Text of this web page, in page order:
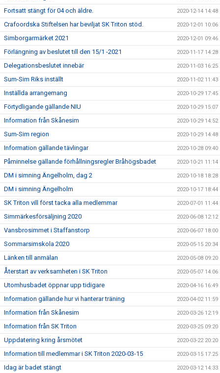
Fortsatt stängt för 04 och äldre. 2020-12-14 14:48
Crafoordska Stiftelsen har beviljat SK Triton stöd. 2020-12-01 10:06
Simborgarmärket 2021 2020-12-01 09:46
Förlängning av beslutet till den 15/1 -2021 2020-11-17 14:28
Delegationsbeslutet innebär 2020-11-03 16:25
Sum-Sim Riks inställt 2020-11-02 11:43
Inställda arrangemang 2020-10-29 17:45
Förtydligande gällande NIU 2020-10-29 15:07
Information från Skånesim 2020-10-29 14:52
Sum-Sim region 2020-10-29 14:48
Information gällande tävlingar 2020-10-28 09:40
Påminnelse gällande förhållningsregler Bråhögsbadet 2020-10-21 11:14
DM i simning Ängelholm, dag 2 2020-10-18 18:28
DM i simning Ängelholm 2020-10-17 18:44
SK Triton vill först tacka alla medlemmar 2020-07-01 11:44
Simmärkesförsäljning 2020 2020-06-08 12:12
Vansbrosimmet i Staffanstorp 2020-06-07 18:00
Sommarsimskola 2020 2020-05-15 20:34
Länken till anmälan 2020-05-08 09:20
Återstart av verksamheten i SK Triton 2020-05-07 14:06
Utomhusbadet öppnar upp tidigare 2020-04-16 16:49
Information gällande hur vi hanterar träning 2020-04-02 11:59
Information från Skånesim 2020-03-26 12:19
Information från SK Triton 2020-03-25 09:20
Uppdatering kring årsmötet 2020-03-22 20:20
Information till medlemmar i SK Triton 2020-03-15 2020-03-15 17:25
Idag är badet stängt 2020-03-12 14:33